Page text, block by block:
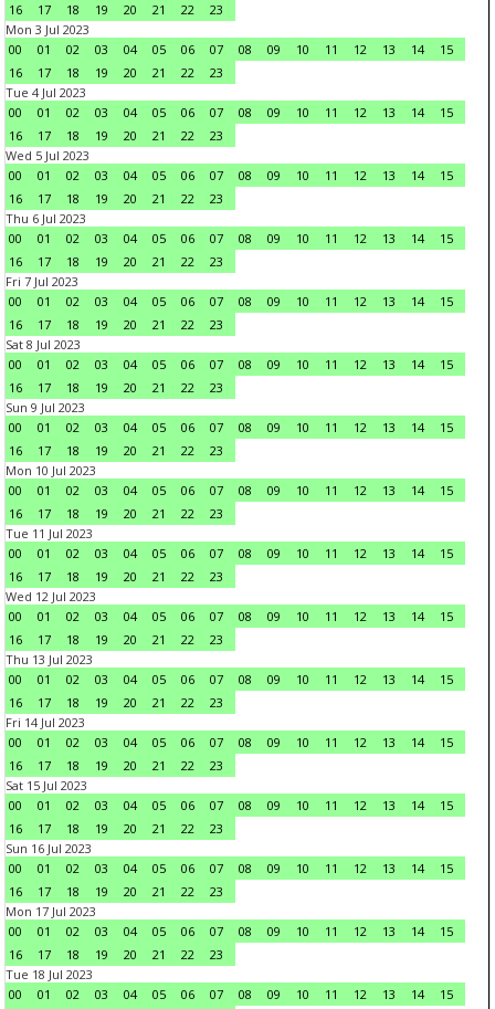
16
17 18 19 20 21 22
23
Mon 3 Jul 2023
00
01 02 03 04 05 06 07 08 09 10 11 12 13 14
15
16
17 18 19 20 21 22
23
Tue 4 Jul 2023
00
01 02 03 04 05 06 07 08 09 10 11 12 13 14
15
16
17 18 19 20 21 22
23
Wed 5 Jul 2023
00
01 02 03 04 05 06 07 08 09 10 11 12 13 14
15
16
17 18 19 20 21 22
23
Thu 6 Jul 2023
00
01 02 03 04 05 06 07 08 09 10 11 12 13 14
15
16
17 18 19 20 21 22
23
Fri 7 Jul 2023
00
01 02 03 04 05 06 07 08 09 10 11 12 13 14
15
16
17 18 19 20 21 22
23
Sat 8 Jul 2023
00
01 02 03 04 05 06 07 08 09 10 11 12 13 14
15
16
17 18 19 20 21 22
23
Sun 9 Jul 2023
00
01 02 03 04 05 06 07 08 09 10 11 12 13 14
15
16
17 18 19 20 21 22
23
Mon 10 Jul 2023
00
01 02 03 04 05 06 07 08 09 10 11 12 13 14
15
16
17 18 19 20 21 22
23
Tue 11 Jul 2023
00
01 02 03 04 05 06 07 08 09 10 11 12 13 14
15
16
17 18 19 20 21 22
23
Wed 12 Jul 2023
00
01 02 03 04 05 06 07 08 09 10 11 12 13 14
15
16
17 18 19 20 21 22
23
Thu 13 Jul 2023
00
01 02 03 04 05 06 07 08 09 10 11 12 13 14
15
16
17 18 19 20 21 22
23
Fri 14 Jul 2023
00
01 02 03 04 05 06 07 08 09 10 11 12 13 14
15
16
17 18 19 20 21 22
23
Sat 15 Jul 2023
00
01 02 03 04 05 06 07 08 09 10 11 12 13 14
15
16
17 18 19 20 21 22
23
Sun 16 Jul 2023
00
01 02 03 04 05 06 07 08 09 10 11 12 13 14
15
16
17 18 19 20 21 22
23
Mon 17 Jul 2023
00
01 02 03 04 05 06 07 08 09 10 11 12 13 14
15
16
17 18 19 20 21 22
23
Tue 18 Jul 2023
00
01 02 03 04 05 06 07 08 09 10 11 12 13 14 15